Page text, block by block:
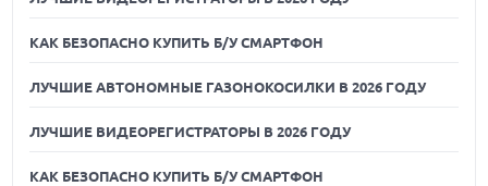
КАК БЕЗОПАСНО КУПИТЬ Б/У СМАРТФОН
ЛУЧШИЕ АВТОНОМНЫЕ ГАЗОНОКОСИЛКИ В 2026 ГОДУ
ЛУЧШИЕ ВИДЕОРЕГИСТРАТОРЫ В 2026 ГОДУ
КАК БЕЗОПАСНО КУПИТЬ Б/У СМАРТФОН
07.08.2026